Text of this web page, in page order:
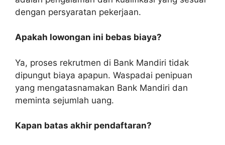
dengan persyaratan pekerjaan.
Apakah lowongan ini bebas biaya?
Ya, proses rekrutmen di Bank Mandiri tidak
dipungut biaya apapun. Waspadai penipuan
yang mengatasnamakan Bank Mandiri dan
meminta sejumlah uang.
Kapan batas akhir pendaftaran?